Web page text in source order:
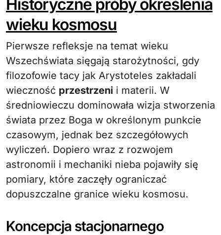
Historyczne próby określenia
wieku kosmosu
Pierwsze refleksje na temat wieku
Wszechświata sięgają starożytności, gdy
filozofowie tacy jak Arystoteles zakładali
wieczność przestrzeni i materii. W
średniowieczu dominowała wizja stworzenia
świata przez Boga w określonym punkcie
czasowym, jednak bez szczegółowych
wyliczeń. Dopiero wraz z rozwojem
astronomii i mechaniki nieba pojawiły się
pomiary, które zaczęły ograniczać
dopuszczalne granice wieku kosmosu.
Koncepcja stacjonarnego